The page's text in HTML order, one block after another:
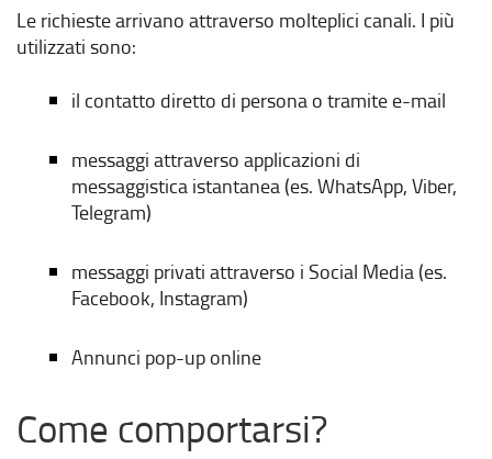
Le richieste arrivano attraverso molteplici canali. I più
utilizzati sono:
il contatto diretto di persona o tramite e-mail
messaggi attraverso applicazioni di
messaggistica istantanea (es. WhatsApp, Viber,
Telegram)
messaggi privati attraverso i Social Media (es.
Facebook, Instagram)
Annunci pop-up online
Come comportarsi?